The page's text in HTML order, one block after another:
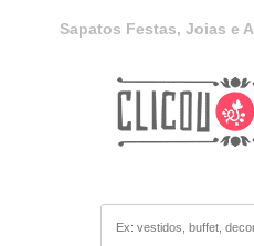
Sapatos Festas, Joias e